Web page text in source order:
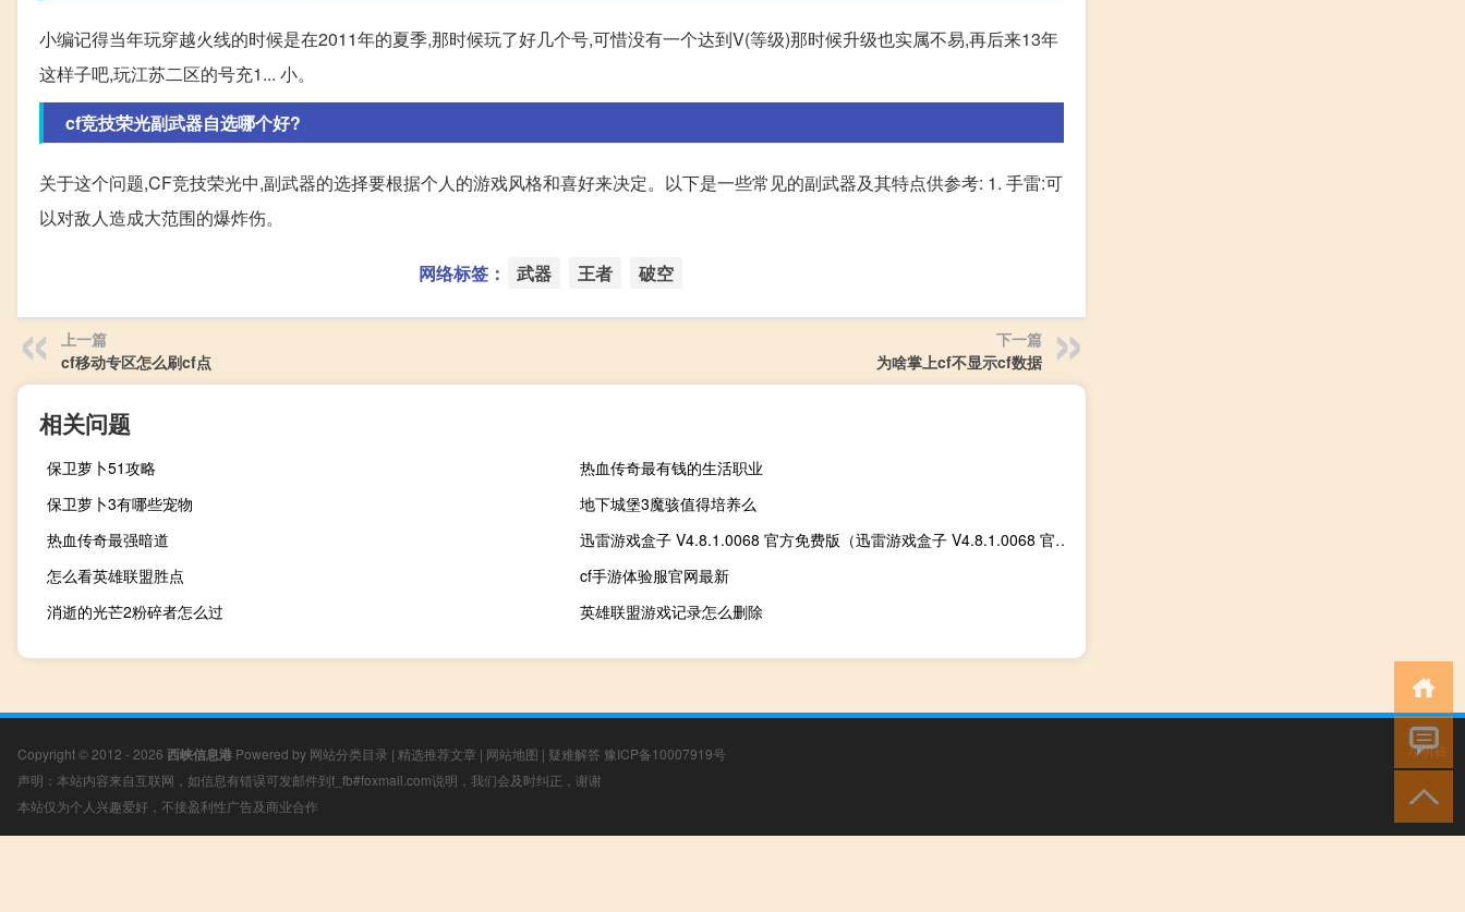
小编记得当年玩穿越火线的时候是在2011年的夏季,那时候玩了好几个号,可惜没有一个达到V(等级)那时候升级也实属不易,再后来13年
这样子吧,玩江苏二区的号充1... 小。
cf竞技荣光副武器自选哪个好?
关于这个问题,CF竞技荣光中,副武器的选择要根据个人的游戏风格和喜好来决定。以下是一些常见的副武器及其特点供参考: 1. 手雷:可
以对敌人造成大范围的爆炸伤。
网络标签： 武器 王者 破空
上一篇
cf移动专区怎么刷cf点
下一篇
为啥掌上cf不显示cf数据
相关问题
保卫萝卜51攻略
热血传奇最有钱的生活职业
保卫萝卜3有哪些宠物
地下城堡3魔骇值得培养么
热血传奇最强暗道
迅雷游戏盒子 V4.8.1.0068 官方免费版（迅雷游戏盒子 V4.8.1.0068 官方免费版功能简介）
怎么看英雄联盟胜点
cf手游体验服官网最新
消逝的光芒2粉碎者怎么过
英雄联盟游戏记录怎么删除
Copyright © 2012 - 2026 西峡信息港 Powered by 网站分类目录 | 精选推荐文章 | 网站地图 | 疑难解答 豫ICP备10007919号
声明：本站内容来自互联网，如信息有错误可发邮件到f_fb#foxmail.com说明，我们会及时纠正，谢谢
本站仅为个人兴趣爱好，不接盈利性广告及商业合作
小男孩